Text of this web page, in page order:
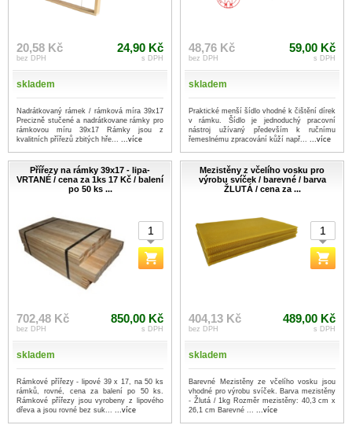
20,58 Kč
bez DPH
24,90 Kč
s DPH
skladem
Nadrátkovaný rámek / rámková míra 39x17
Precizně stučené a nadrátkovane rámky pro
rámkovou míru 39x17 Rámky jsou z
kvalitních přířezů zbitých hře... ...více
48,76 Kč
bez DPH
59,00 Kč
s DPH
skladem
Praktické menší šídlo vhodné k čištění dírek
v rámku. Šídlo je jednoduchý pracovní
nástroj užívaný především k ručnímu
řemeslnému zpracování kůží např... ...více
Přířezy na rámky 39x17 - lipa-
VRTANÉ / cena za 1ks 17 Kč / balení
po 50 ks ...
702,48 Kč
bez DPH
850,00 Kč
s DPH
skladem
Rámkové přířezy - lipové 39 x 17, na 50 ks
rámků, rovné, cena za balení po 50 ks.
Rámkové přířezy jsou vyrobeny z lipového
dřeva a jsou rovné bez suk... ...více
Mezistěny z včelího vosku pro
výrobu svíček / barevné / barva
ŽLUTÁ / cena za ...
404,13 Kč
bez DPH
489,00 Kč
s DPH
skladem
Barevné Mezistěny ze včelího vosku jsou
vhodné pro výrobu svíček. Barva mezistěny
- Žlutá / 1kg Rozměr mezistěny: 40,3 cm x
26,1 cm Barevné ... ...více